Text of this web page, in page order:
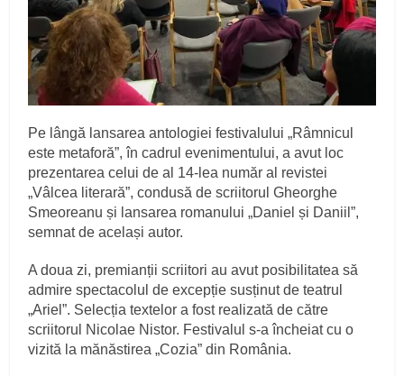
Pe lângă lansarea antologiei festivalului „Râmnicul
este metaforă”, în cadrul evenimentului, a avut loc
prezentarea celui de al 14-lea număr al revistei
„Vâlcea literară”, condusă de scriitorul Gheorghe
Smeoreanu și lansarea romanului „Daniel și Daniil”,
semnat de același autor.
A doua zi, premianții scriitori au avut posibilitatea să
admire spectacolul de excepție susținut de teatrul
„Ariel”. Selecția textelor a fost realizată de către
scriitorul Nicolae Nistor. Festivalul s-a încheiat cu o
vizită la mănăstirea „Cozia” din România.